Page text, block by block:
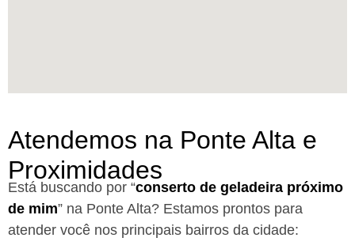
Atendemos na Ponte Alta e
Proximidades
Está buscando por “conserto de geladeira próximo
de mim” na Ponte Alta? Estamos prontos para
atender você nos principais bairros da cidade: